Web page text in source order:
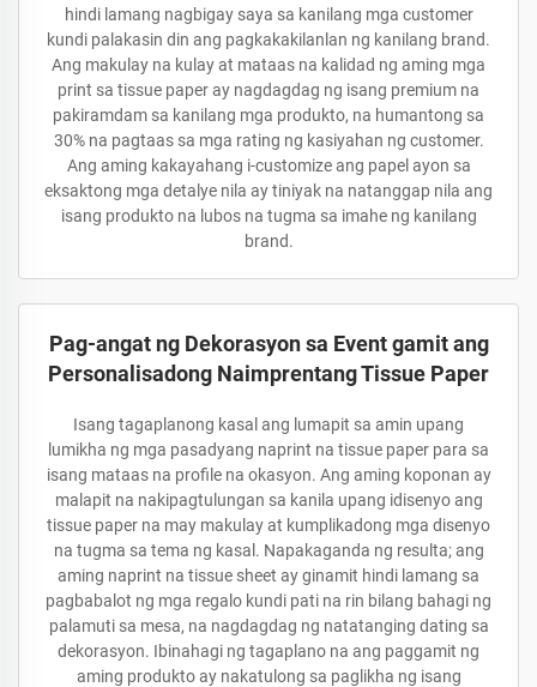
hindi lamang nagbigay saya sa kanilang mga customer
kundi palakasin din ang pagkakakilanlan ng kanilang brand.
Ang makulay na kulay at mataas na kalidad ng aming mga
print sa tissue paper ay nagdagdag ng isang premium na
pakiramdam sa kanilang mga produkto, na humantong sa
30% na pagtaas sa mga rating ng kasiyahan ng customer.
Ang aming kakayahang i-customize ang papel ayon sa
eksaktong mga detalye nila ay tiniyak na natanggap nila ang
isang produkto na lubos na tugma sa imahe ng kanilang
brand.
Pag-angat ng Dekorasyon sa Event gamit ang
Personalisadong Naimprentang Tissue Paper
Isang tagaplanong kasal ang lumapit sa amin upang
lumikha ng mga pasadyang naprint na tissue paper para sa
isang mataas na profile na okasyon. Ang aming koponan ay
malapit na nakipagtulungan sa kanila upang idisenyo ang
tissue paper na may makulay at kumplikadong mga disenyo
na tugma sa tema ng kasal. Napakaganda ng resulta; ang
aming naprint na tissue sheet ay ginamit hindi lamang sa
pagbabalot ng mga regalo kundi pati na rin bilang bahagi ng
palamuti sa mesa, na nagdagdag ng natatanging dating sa
dekorasyon. Ibinahagi ng tagaplano na ang paggamit ng
aming produkto ay nakatulong sa paglikha ng isang